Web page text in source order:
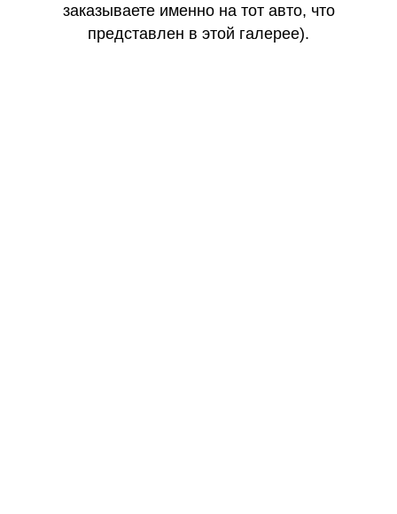
заказываете именно на тот авто, что
представлен в этой галерее).